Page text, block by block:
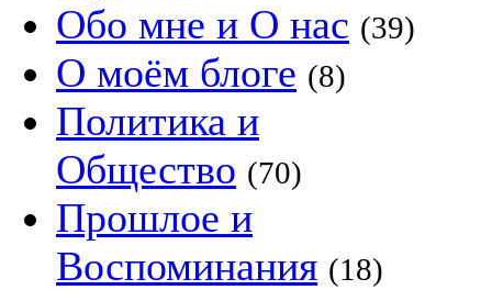
Обо мне и О нас (39)
О моём блоге (8)
Политика и
Общество (70)
Прошлое и
Воспоминания (18)